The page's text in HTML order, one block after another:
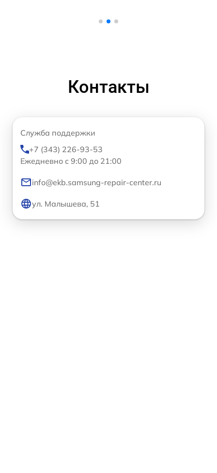
Контакты
Служба поддержки
+7 (343) 226-93-53
Ежедневно с 9:00 до 21:00
info@ekb.samsung-repair-center.ru
ул. Малышева, 51